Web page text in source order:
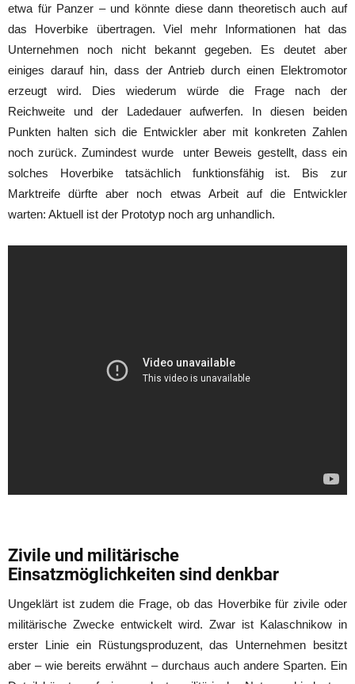
etwa für Panzer – und könnte diese dann theoretisch auch auf
das Hoverbike übertragen. Viel mehr Informationen hat das
Unternehmen noch nicht bekannt gegeben. Es deutet aber
einiges darauf hin, dass der Antrieb durch einen Elektromotor
erzeugt wird. Dies wiederum würde die Frage nach der
Reichweite und der Ladedauer aufwerfen. In diesen beiden
Punkten halten sich die Entwickler aber mit konkreten Zahlen
noch zurück. Zumindest wurde unter Beweis gestellt, dass ein
solches Hoverbike tatsächlich funktionsfähig ist. Bis zur
Marktreife dürfte aber noch etwas Arbeit auf die Entwickler
warten: Aktuell ist der Prototyp noch arg unhandlich.
Zivile und militärische
Einsatzmöglichkeiten sind denkbar
Ungeklärt ist zudem die Frage, ob das Hoverbike für zivile oder
militärische Zwecke entwickelt wird. Zwar ist Kalaschnikow in
erster Linie ein Rüstungsproduzent, das Unternehmen besitzt
aber – wie bereits erwähnt – durchaus auch andere Sparten. Ein